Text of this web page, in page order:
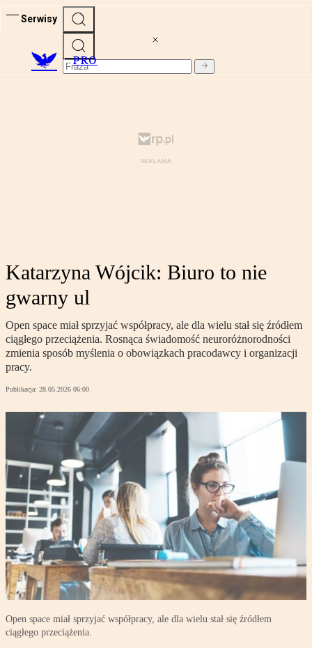
Serwisy
PRO
Katarzyna Wójcik: Biuro to nie
gwarny ul
Open space miał sprzyjać współpracy, ale dla wielu stał się źródłem
ciągłego przeciążenia. Rosnąca świadomość neuroróżnorodności
zmienia sposób myślenia o obowiązkach pracodawcy i organizacji
pracy.
Publikacja: 28.05.2026 06:00
Open space miał sprzyjać współpracy, ale dla wielu stał się źródłem
ciągłego przeciążenia.